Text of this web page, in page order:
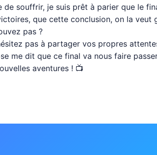
souffrir, je suis prêt à parier que le
que cette conclusion, on la veut
pas ?
pas à partager vos propres
me dit que ce final va nous faire
aventures ! 📺